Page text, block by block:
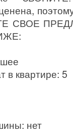
СВОЕ
в квартире: 5
нет